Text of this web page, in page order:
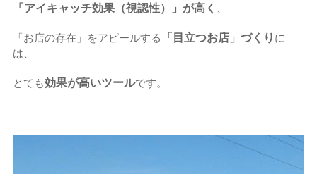
「アイキャッチ効果（視認性）」が高く 、
「お店の存在」をアピールする 「目立つお店」づくり に
は、
とても効果が高いツールです。